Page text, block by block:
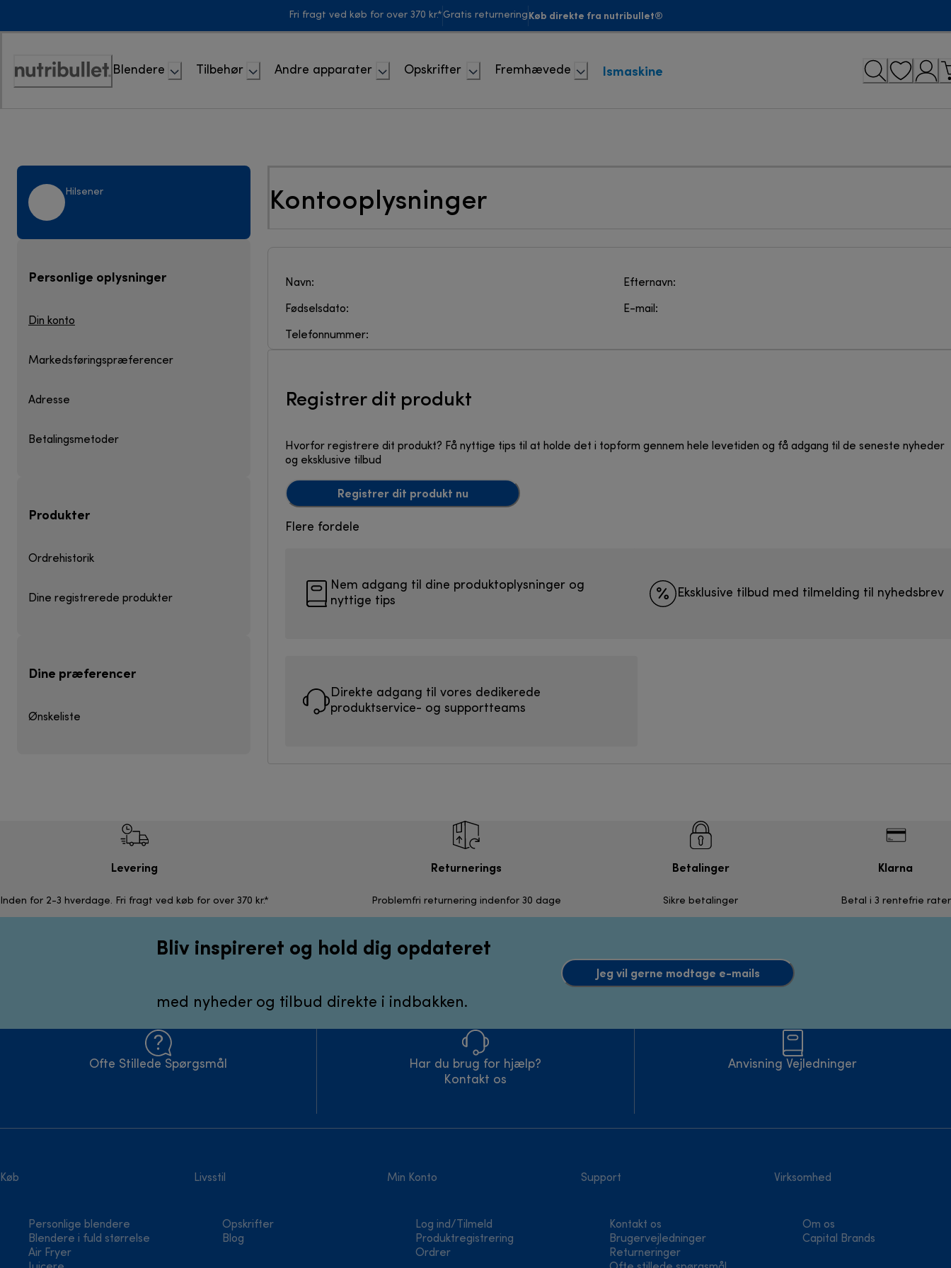
Fri fragt ved køb for over 370 kr.* Gratis returnering Køb direkte fra nutribullet®
Accessibility
Blendere Tilbehør Andre apparater Opskrifter Fremhævede Ismaskine
Hilsener
Personlige oplysninger
Din konto
Markedsføringspræferencer
Adresse
Betalingsmetoder
Produkter
Ordrehistorik
Dine registrerede produkter
Dine præferencer
Ønskeliste
Kontooplysninger
Navn: Efternavn:
Fødselsdato: E-mail:
Telefonnummer:
Registrer dit produkt
Hvorfor registrere dit produkt? Få nyttige tips til at holde det i topform gennem hele levetiden og få adgang til de seneste nyheder
og eksklusive tilbud
Registrer dit produkt nu
Flere fordele
Nem adgang til dine produktoplysninger og
nyttige tips
Eksklusive tilbud med tilmelding til nyhedsbrev
Direkte adgang til vores dedikerede
produktservice- og supportteams
Levering
Inden for 2-3 hverdage. Fri fragt ved køb for over 370 kr.*
Returnerings
Problemfri returnering indenfor 30 dage
Betalinger
Sikre betalinger
Klarna
Betal i 3 rentefrie rater
Bliv inspireret og hold dig opdateret
med nyheder og tilbud direkte i indbakken.
Jeg vil gerne modtage e-mails
Ofte Stillede Spørgsmål
Har du brug for hjælp?
Kontakt os
Anvisning Vejledninger
Køb
Personlige blendere
Blendere i fuld størrelse
Air Fryer
Livsstil
Opskrifter
Blog
Min Konto
Log ind/Tilmeld
Produktregistrering
Ordrer
Support
Kontakt os
Brugervejledninger
Returneringer
Virksomhed
Om os
Capital Brands